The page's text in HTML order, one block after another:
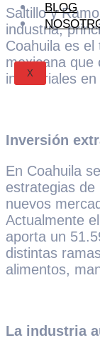
BLOG
X
Saltillo y
industria,
Coahuila es
mexicana que
industriales
Inversión
En Coahuila
estrategias de
nuevos
Actualmente
aporta un
distintas
alimentos,
La industria